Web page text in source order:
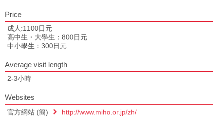
Price
成人:1100日元
高中生・大學生：800日元
中小學生：300日元
Average visit length
2-3小時
Websites
官方網站 (簡) http://www.miho.or.jp/zh/